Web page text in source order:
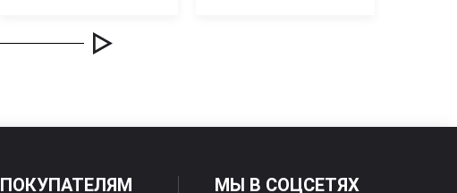
ПОКУПАТЕЛЯМ МЫ В СОЦСЕТЯХ